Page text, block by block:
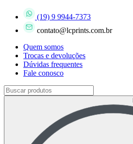
(19) 9 9944-7373
contato@lcprints.com.br
Quem somos
Trocas e devoluções
Dúvidas frequentes
Fale conosco